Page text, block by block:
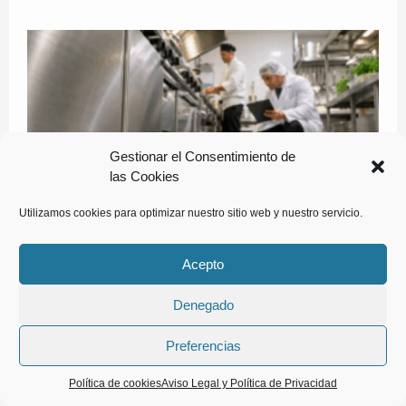
Gestionar el Consentimiento de
las Cookies
Utilizamos cookies para optimizar nuestro sitio web y nuestro servicio.
Acepto
Denegado
Preferencias
Política de cookiesAviso Legal y Política de Privacidad